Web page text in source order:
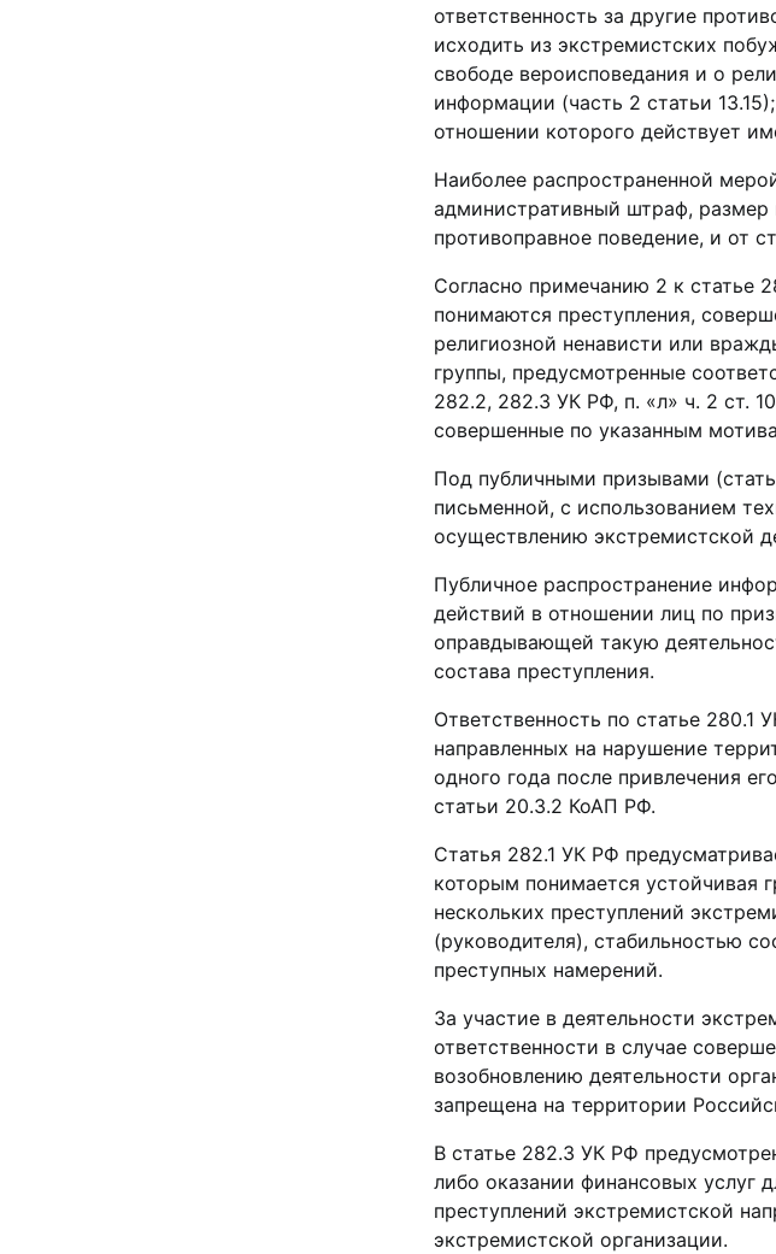
ответственность за другие
исходить из экстремистских
свободе вероисповедания и о
информации (часть 2 статьи
отношении которого действует
Наиболее распространенной
административный штраф, размер
противоправное поведение, и от
Согласно примечанию 2 к статье
понимаются преступления,
религиозной ненависти или
группы, предусмотренные
282.2, 282.3 УК РФ, п. «л» ч. 2 ст.
совершенные по указанным
Под публичными призывами
письменной, с использованием
осуществлению экстремистской
Публичное распространение
действий в отношении лиц по
оправдывающей такую
состава преступления.
Ответственность по статье
направленных на нарушение
одного года после привлечения
статьи 20.3.2 КоАП РФ.
Статья 282.1 УК РФ
которым понимается устойчивая
нескольких преступлений
(руководителя), стабильностью
преступных намерений.
За участие в деятельности
ответственности в случае
возобновлению деятельности
запрещена на территории
В статье 282.3 УК РФ
либо оказании финансовых услуг
преступлений экстремистской
экстремистской организации.